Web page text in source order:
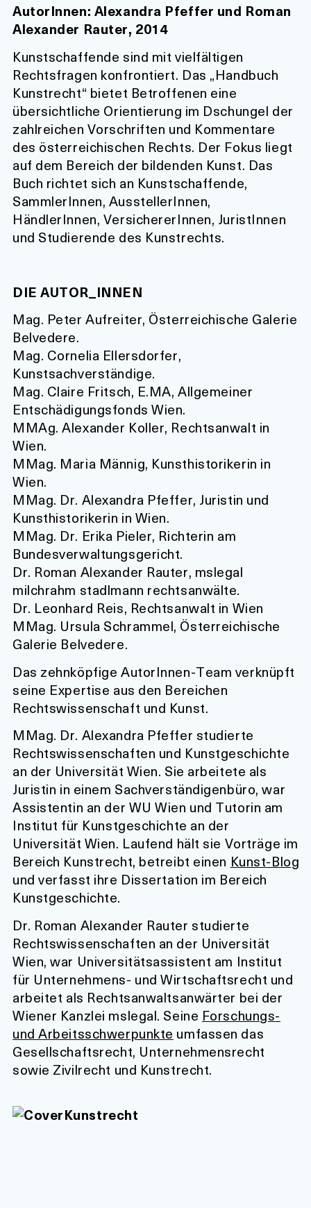
AutorInnen: Alexandra Pfeffer und Roman
Alexander Rauter, 2014
Kunstschaffende sind mit vielfältigen
Rechtsfragen konfrontiert. Das „Handbuch
Kunstrecht“ bietet Betroffenen eine
übersichtliche Orientierung im Dschungel der
zahlreichen Vorschriften und Kommentare
des österreichischen Rechts. Der Fokus liegt
auf dem Bereich der bildenden Kunst. Das
Buch richtet sich an Kunstschaffende,
SammlerInnen, AusstellerInnen,
HändlerInnen, VersichererInnen, JuristInnen
und Studierende des Kunstrechts.
DIE AUTOR_INNEN
Mag. Peter Aufreiter, Österreichische Galerie
Belvedere.
Mag. Cornelia Ellersdorfer,
Kunstsachverständige.
Mag. Claire Fritsch, E.MA, Allgemeiner
Entschädigungsfonds Wien.
MMAg. Alexander Koller, Rechtsanwalt in
Wien.
MMag. Maria Männig, Kunsthistorikerin in
Wien.
MMag. Dr. Alexandra Pfeffer, Juristin und
Kunsthistorikerin in Wien.
MMag. Dr. Erika Pieler, Richterin am
Bundesverwaltungsgericht.
Dr. Roman Alexander Rauter, mslegal
milchrahm stadlmann rechtsanwälte.
Dr. Leonhard Reis, Rechtsanwalt in Wien
MMag. Ursula Schrammel, Österreichische
Galerie Belvedere.
Das zehnköpfige AutorInnen-Team verknüpft
seine Expertise aus den Bereichen
Rechtswissenschaft und Kunst.
MMag. Dr. Alexandra Pfeffer studierte
Rechtswissenschaften und Kunstgeschichte
an der Universität Wien. Sie arbeitete als
Juristin in einem Sachverständigenbüro, war
Assistentin an der WU Wien und Tutorin am
Institut für Kunstgeschichte an der
Universität Wien. Laufend hält sie Vorträge im
Bereich Kunstrecht, betreibt einen Kunst-Blog
und verfasst ihre Dissertation im Bereich
Kunstgeschichte.
Dr. Roman Alexander Rauter studierte
Rechtswissenschaften an der Universität
Wien, war Universitätsassistent am Institut
für Unternehmens- und Wirtschaftsrecht und
arbeitet als Rechtsanwaltsanwärter bei der
Wiener Kanzlei mslegal. Seine Forschungs-
und Arbeitsschwerpunkte umfassen das
Gesellschaftsrecht, Unternehmensrecht
sowie Zivilrecht und Kunstrecht.